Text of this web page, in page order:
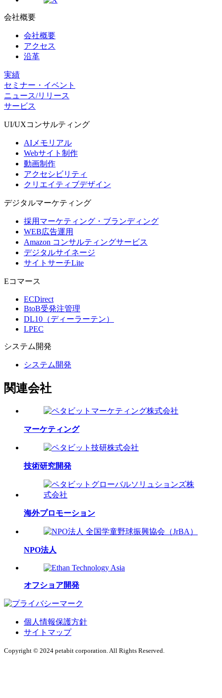
会社概要
会社概要
アクセス
沿革
実績
セミナー・イベント
ニュース/リリース
サービス
UI/UXコンサルティング
AIメモリアル
Webサイト制作
動画制作
アクセシビリティ
クリエイティブデザイン
デジタルマーケティング
採用マーケティング・ブランディング
WEB広告運用
Amazon コンサルティングサービス
デジタルサイネージ
サイトサーチLite
Eコマース
ECDirect
BtoB受発注管理
DL10（ディーラーテン）
LPEC
システム 開発
システム開発
関連会社
マーケティング
技術研究開発
海外プロモーション
NPO法人
オフショア開発
個人情報保護方針
サイトマップ
Copyright © 2024 petabit corporation. All Rights Reserved.